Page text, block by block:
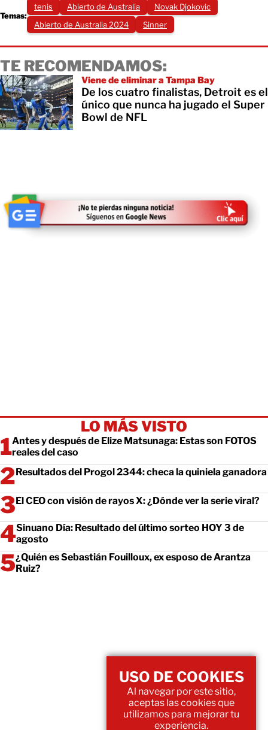
Temas:
tenis Abierto de Australia
Novak Djokovic
Abierto de Australia 2024
Sinner
TE RECOMENDAMOS:
Viene de eliminar a Tampa Bay
De los cuatro finalistas, Detroit es el
único que nunca ha jugado el Super
Bowl de NFL
LO MÁS VISTO
Antes y después de Elize Matsunaga: Estas son FOTOS
reales del caso
Resultados del Progol 2344: checa la quiniela ganadora
El CEO con visión de rayos X: ¿Dónde ver la serie viral?
Sinuano Día: Resultado del último sorteo HOY 3 de
agosto
¿Quién es Sebastián Fouilloux, ex esposo de Arantza
Ruiz?
USO DE COOKIES
Al navegar por este sitio,
aceptas las cookies que
utilizamos para mejorar tu
experiencia.